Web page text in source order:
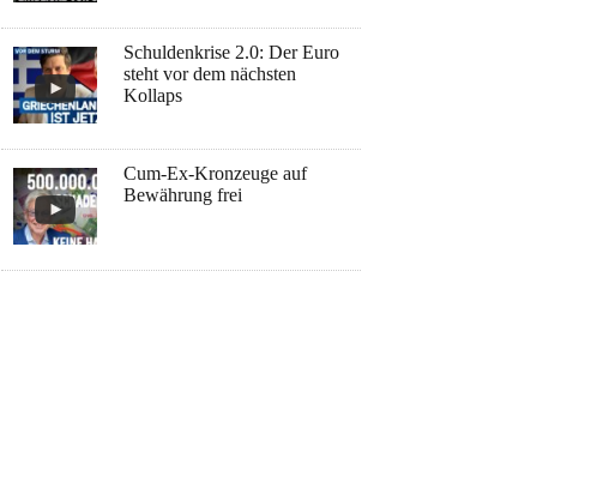
Schuldenkrise 2.0: Der Euro
steht vor dem nächsten
Kollaps
Cum-Ex-Kronzeuge auf
Bewährung frei